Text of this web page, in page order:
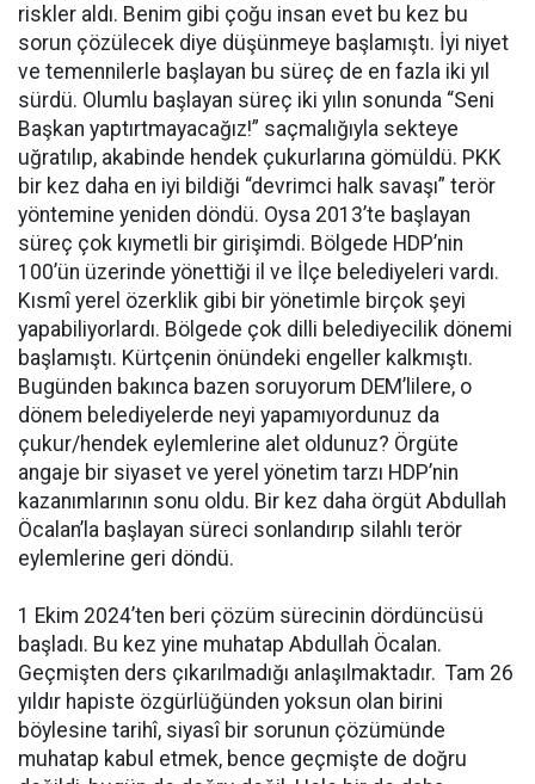
riskler aldı. Benim gibi çoğu insan evet bu kez bu
sorun çözülecek diye düşünmeye başlamıştı. İyi niyet
ve temennilerle başlayan bu süreç de en fazla iki yıl
sürdü. Olumlu başlayan süreç iki yılın sonunda “Seni
Başkan yaptırtmayacağız!” saçmalığıyla sekteye
uğratılıp, akabinde hendek çukurlarına gömüldü. PKK
bir kez daha en iyi bildiği “devrimci halk savaşı” terör
yöntemine yeniden döndü. Oysa 2013’te başlayan
süreç çok kıymetli bir girişimdi. Bölgede HDP’nin
100’ün üzerinde yönettiği il ve İlçe belediyeleri vardı.
Kısmî yerel özerklik gibi bir yönetimle birçok şeyi
yapabiliyorlardı. Bölgede çok dilli belediyecilik dönemi
başlamıştı. Kürtçenin önündeki engeller kalkmıştı.
Bugünden bakınca bazen soruyorum DEM’lilere, o
dönem belediyelerde neyi yapamıyordunuz da
çukur/hendek eylemlerine alet oldunuz? Örgüte
angaje bir siyaset ve yerel yönetim tarzı HDP’nin
kazanımlarının sonu oldu. Bir kez daha örgüt Abdullah
Öcalan’la başlayan süreci sonlandırıp silahlı terör
eylemlerine geri döndü.
1 Ekim 2024’ten beri çözüm sürecinin dördüncüsü
başladı. Bu kez yine muhatap Abdullah Öcalan.
Geçmişten ders çıkarılmadığı anlaşılmaktadır. Tam 26
yıldır hapiste özgürlüğünden yoksun olan birini
böylesine tarihî, siyasî bir sorunun çözümünde
muhatap kabul etmek, bence geçmişte de doğru